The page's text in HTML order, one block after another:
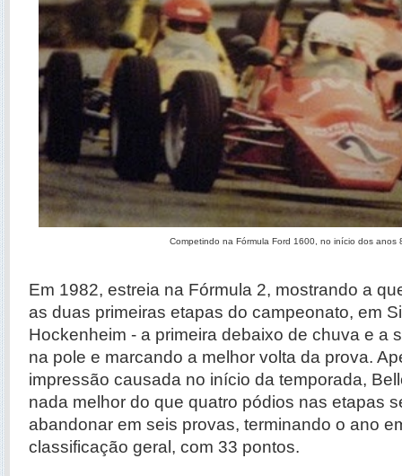
Competindo na Fórmula Ford 1600, no início dos anos
Em 1982, estreia na Fórmula 2, mostrando a
as duas primeiras etapas do campeonato, em
Hockenheim - a primeira debaixo de chuva e a
na pole e marcando a melhor volta da prova.
impressão causada no início da temporada,
nada melhor do que quatro pódios nas etapas
abandonar em seis provas, terminando o ano
classificação geral, com 33 pontos.